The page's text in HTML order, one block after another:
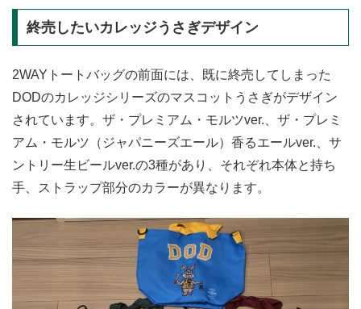
終売したいカレッジうさぎデザイン
2WAYトートバッグの前面には、既に終売してしまった
DODのカレッジシリーズのマスコットうさぎがデザイン
されています。ザ・プレミアム・モルツver.、ザ・プレミ
アム・モルツ（ジャパニーズエール）香るエールver.、サ
ントリー生ビールver.の3種があり、それぞれ本体と持ち
手、ストラップ部分のカラーが異なります。